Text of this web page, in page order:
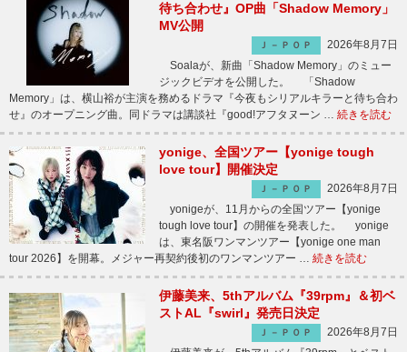
待ち合わせ』OP曲「Shadow Memory」
MV公開
Ｊ－ＰＯＰ
2026年8月7日
Soalaが、新曲「Shadow Memory」のミュー
ジックビデオを公開した。 「Shadow
Memory」は、横山裕が主演を務めるドラマ『今夜もシリアルキラーと待ち合わ
せ』のオープニング曲。同ドラマは講談社『good!アフタヌーン … 続きを読む
yonige、全国ツアー【yonige tough
love tour】開催決定
Ｊ－ＰＯＰ
2026年8月7日
yonigeが、11月からの全国ツアー【yonige
tough love tour】の開催を発表した。 yonige
は、東名阪ワンマンツアー【yonige one man
tour 2026】を開幕。メジャー再契約後初のワンマンツアー … 続きを読む
伊藤美来、5thアルバム『39rpm』＆初ベ
ストAL『swirl』発売日決定
Ｊ－ＰＯＰ
2026年8月7日